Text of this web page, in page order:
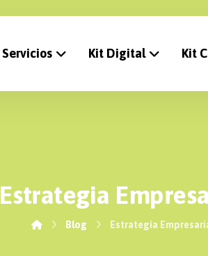
Servicios Kit Digital Kit
Estrategia
Blog Estrategia